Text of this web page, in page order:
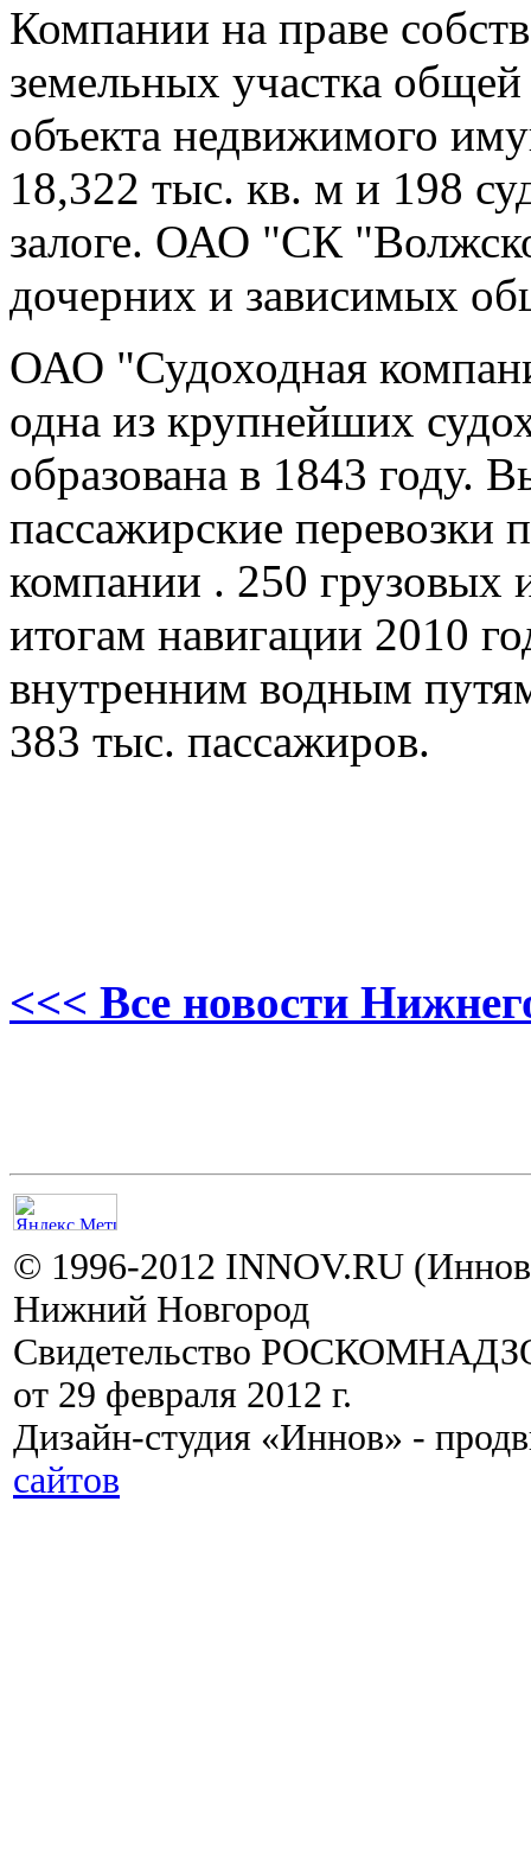
Компании на праве
земельных участка
объекта недвижимого
18,322 тыс. кв. м и 198
залоге. ОАО "СК
дочерних и зависимых
ОАО "Судоходная
одна из крупнейших
образована в 1843 году.
пассажирские перевозки
компании . 250 грузовых
итогам навигации 2010
внутренним водным
383 тыс. пассажиров.
<<< Все новости
© 1996-2012 INNOV.RU
Нижний Новгород
Свидетельство
от 29 февраля 2012 г.
Дизайн-студия «Иннов» -
сайтов